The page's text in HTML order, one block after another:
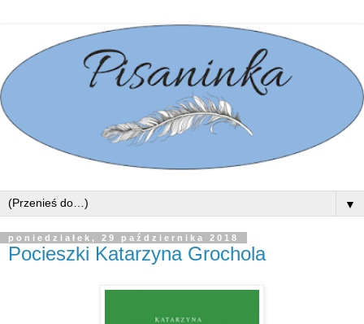
▼
poniedziałek, 29 października 2018
Pocieszki Katarzyna Grochola